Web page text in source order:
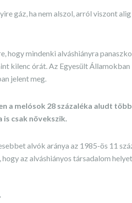
gáz, ha nem alszol, arról viszont
hogy mindenki alváshiányra
kilenc órát. Az Egyesült
jelent meg.
a melósok 28 százaléka aludt
is csak növekszik.
alvók aránya az 1985-ös 11
hogy az alváshiányos társadalom